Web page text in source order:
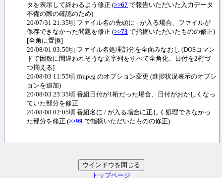
タを表示して終わるよう修正 (>>67 で報告いただいた入力データ
不備の際の確認のため)
20/07/31 21:35頃 ファイル名の先頭に - が入る場合、ファイルが
保存できなかった問題を修正 (>>73 で指摘いただいたものの修正)
[全角に置換]
20/08/01 03:50頃 ファイル名処理部分を全面みなおし (DOSコマン
ドで因数に間違われそうな文字列をすべて全角化、日付を2桁づ
つ揃える]
20/08/03 11:55頃 ffmpeg のオプション変更 (進捗状況表示のオプシ
ョンを追加)
20/08/03 23:35頃 番組日付が1桁だった場合、日付がおかしくなっ
ていた部分を修正
20/08/08 02:05頃 番組名に / が入る場合に正しく処理できなかっ
た部分を修正 (>>99 で指摘いただいたものの修正)
トップページ